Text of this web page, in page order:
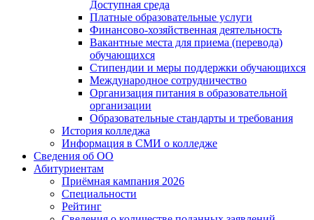
Доступная среда
Платные образовательные услуги
Финансово-хозяйственная деятельность
Вакантные места для приема (перевода)
обучающихся
Стипендии и меры поддержки обучающихся
Международное сотрудничество
Организация питания в образовательной
организации
Образовательные стандарты и требования
История колледжа
Информация в СМИ о колледже
Сведения об ОО
Абитуриентам
Приёмная кампания 2026
Специальности
Рейтинг